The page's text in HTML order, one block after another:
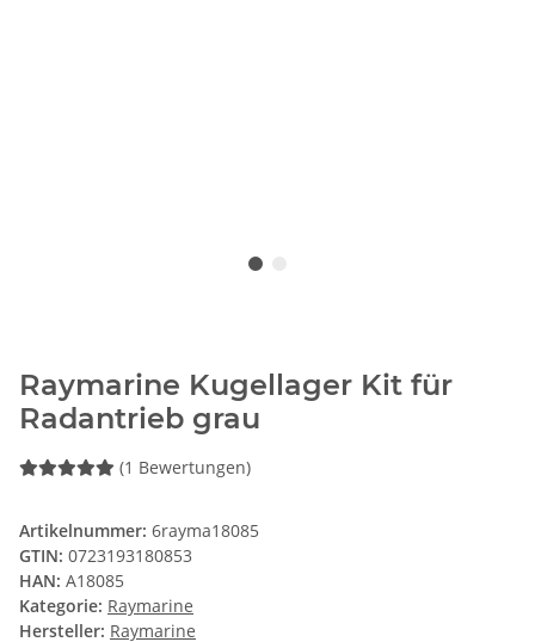
Raymarine Kugellager Kit für
Radantrieb grau
(1 Bewertungen)
Artikelnummer: 6rayma18085
GTIN: 0723193180853
HAN: A18085
Kategorie: Raymarine
Hersteller: Raymarine